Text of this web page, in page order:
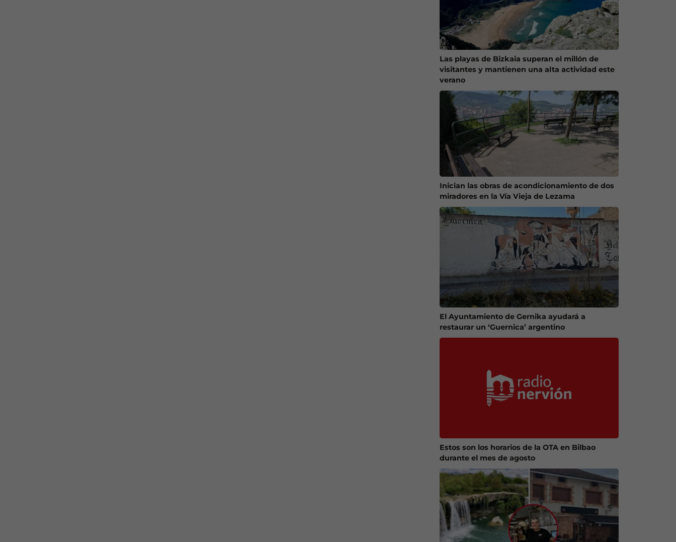
Las playas de Bizkaia superan el millón de
visitantes y mantienen una alta actividad este
verano
Inician las obras de acondicionamiento de dos
miradores en la Vía Vieja de Lezama
El Ayuntamiento de Gernika ayudará a
restaurar un ‘Guernica’ argentino
Estos son los horarios de la OTA en Bilbao
durante el mes de agosto